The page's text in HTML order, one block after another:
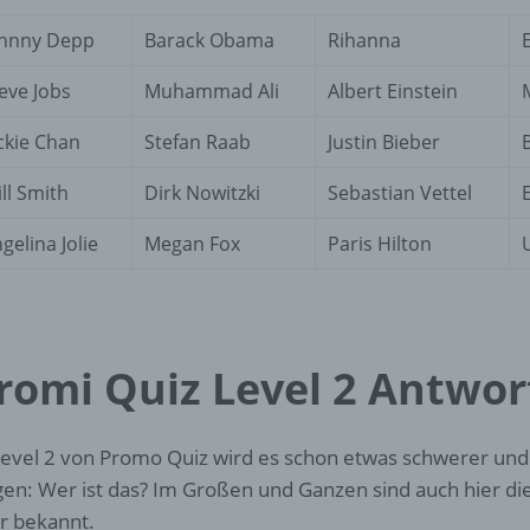
Depp Barack Obama Rihanna
Jobs
Muhammad Ali Albert Einstein
Chan
Stefan Raab Justin Bieber
Smith
Dirk Nowitzki Sebastian Vettel
Jolie
Megan Fox Paris Hilton
Quiz Level 2
2 von Promo Quiz wird es schon etwas schwerer
Wer ist das? Im Großen und Ganzen sind auch hier
bekannt.
personenbezogener Daten mit dem Ziel, ihre künftige
e) Profiling
Profiling ist jede Art der automatisierten Verarbeitung
Zuverlässigkeit, Verhalten, Aufenthaltsort oder Ortswechsel
natürlichen Person zu analysieren oder vorherzusagen.
f) Pseudonymisierung